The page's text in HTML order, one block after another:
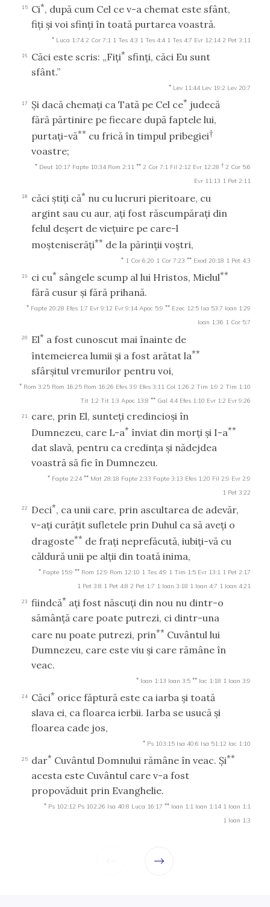
15 Ci*, după cum Cel ce v-a chemat este sfânt,
fiţi şi voi sfinţi în toată purtarea voastră.
* Luca 1:74 2 Cor 7:1 1 Tes 4:3 1 Tes 4:4 1 Tes 4:7 Evr 12:14 2 Pet 3:11
16 Căci este scris: „Fiţi* sfinţi, căci Eu sunt
sfânt.”
* Lev 11:44 Lev 19:2 Lev 20:7
17 Şi dacă chemaţi ca Tată pe Cel ce* judecă
fără părtinire pe fiecare după faptele lui,
purtaţi-vă** cu frică în timpul pribegiei†
voastre;
* Deut 10:17 Fapte 10:34 Rom 2:11 ** 2 Cor 7:1 Fil 2:12 Evr 12:28 † 2 Cor 5:6
Evr 11:13 1 Pet 2:11
18 căci ştiţi că* nu cu lucruri pieritoare, cu
argint sau cu aur, aţi fost răscumpăraţi din
felul deşert de vieţuire pe care-l
moşteniserăţi** de la părinţii voştri,
* 1 Cor 6:20 1 Cor 7:23 ** Exod 20:18 1 Pet 4:3
19 ci cu* sângele scump al lui Hristos, Mielul**
fără cusur şi fără prihană.
* Fapte 20:28 Efes 1:7 Evr 9:12 Evr 9:14 Apoc 5:9 ** Ezec 12:5 Isa 53:7 Ioan 1:29
Ioan 1:36 1 Cor 5:7
20 El* a fost cunoscut mai înainte de
întemeierea lumii şi a fost arătat la**
sfârşitul vremurilor pentru voi,
* Rom 3:25 Rom 16:25 Rom 16:26 Efes 3:9 Efes 3:11 Col 1:26 2 Tim 1:9 2 Tim 1:10
Tit 1:2 Tit 1:3 Apoc 13:8 ** Gal 4:4 Efes 1:10 Evr 1:2 Evr 9:26
21
care, prin El, sunteţi credincioşi în
Dumnezeu, care L-a* înviat din morţi şi I-a**
dat slavă, pentru ca credinţa şi nădejdea
voastră să fie în Dumnezeu.
* Fapte 2:24 ** Mat 28:18 Fapte 2:33 Fapte 3:13 Efes 1:20 Fil 2:9 Evr 2:9
1 Pet 3:22
22 Deci*, ca unii care, prin ascultarea de adevăr,
v-aţi curăţit sufletele prin Duhul ca să aveţi o
dragoste** de fraţi neprefăcută, iubiţi-vă cu
căldură unii pe alţii din toată inima,
* Fapte 15:9 ** Rom 12:9 Rom 12:10 1 Tes 4:9 1 Tim 1:5 Evr 13:1 1 Pet 2:17
1 Pet 3:8 1 Pet 4:8 2 Pet 1:7 1 Ioan 3:18 1 Ioan 4:7 1 Ioan 4:21
23 fiindcă* aţi fost născuţi din nou nu dintr-o
sămânţă care poate putrezi, ci dintr-una
care nu poate putrezi, prin** Cuvântul lui
Dumnezeu, care este viu şi care rămâne în
veac.
* Ioan 1:13 Ioan 3:5 ** Iac 1:18 1 Ioan 3:9
24 Căci* orice făptură este ca iarba şi toată
slava ei, ca floarea ierbii. Iarba se usucă şi
floarea cade jos,
* Ps 103:15 Isa 40:6 Isa 51:12 Iac 1:10
25 dar* Cuvântul Domnului rămâne în veac. Şi**
acesta este Cuvântul care v-a fost
propovăduit prin Evanghelie.
* Ps 102:12 Ps 102:26 Isa 40:8 Luca 16:17 ** Ioan 1:1 Ioan 1:14 1 Ioan 1:1
1 Ioan 1:3